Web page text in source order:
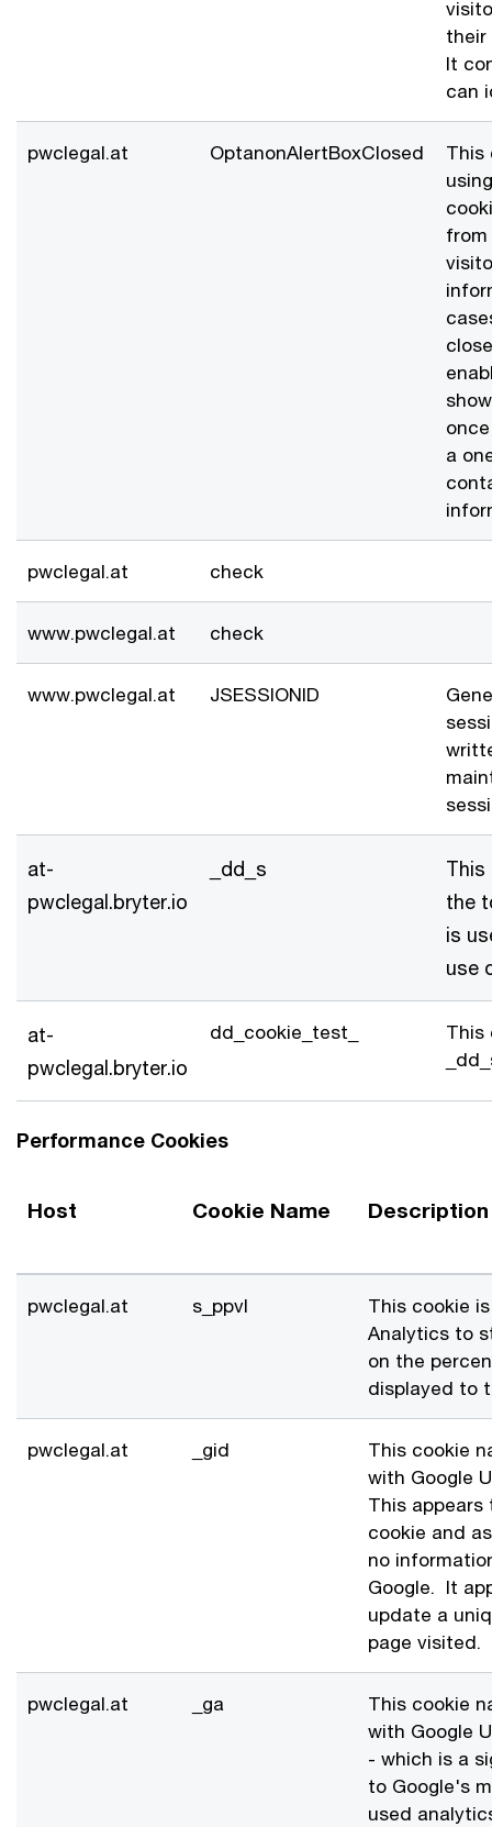
their
It
can
pwclegal.at OptanonAlertBoxClosed
This
a
pwclegal.at check
www.pwclegal.at check
www.pwclegal.at JSESSIONID
at-
pwclegal.bryter.io
_dd_s
This
the
is
use
at-
pwclegal.bryter.io
dd_cookie_test_
This
Performance Cookies
Host Cookie Name Description
pwclegal.at s_ppvl
This cookie
Analytics to
on the
displayed to
pwclegal.at _gid
This cookie
with Google
This appears
cookie and
no
Google. It
update a
page visited.
pwclegal.at _ga
This cookie
with Google
- which is a
to Google's
used